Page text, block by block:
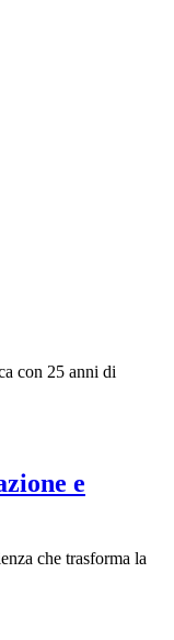
con 25 anni di
e
che trasforma la